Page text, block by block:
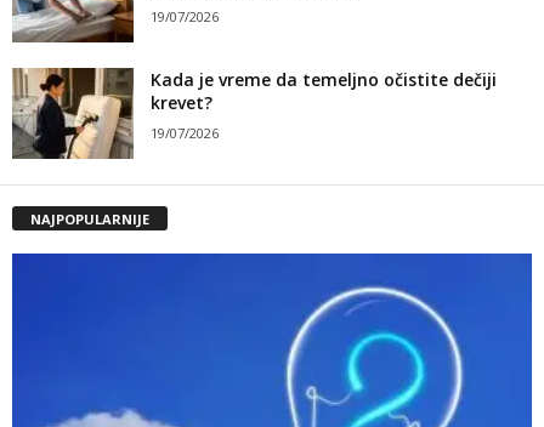
19/07/2026
Kada je vreme da temeljno očistite dečiji
krevet?
19/07/2026
NAJPOPULARNIJE